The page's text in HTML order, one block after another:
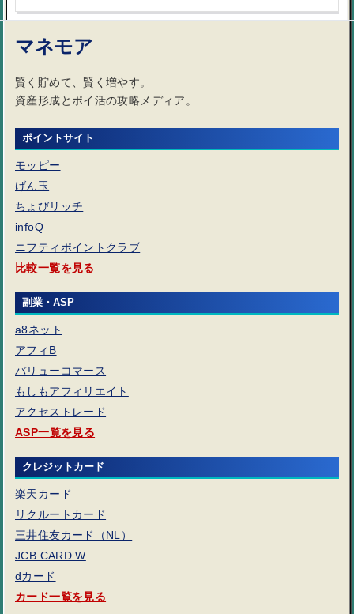
マネモア
賢く貯めて、賢く増やす。
資産形成とポイ活の攻略メディア。
ポイントサイト
モッピー
げん玉
ちょびリッチ
infoQ
ニフティポイントクラブ
比較一覧を見る
副業・ASP
a8ネット
アフィB
バリューコマース
もしもアフィリエイト
アクセストレード
ASP一覧を見る
クレジットカード
楽天カード
リクルートカード
三井住友カード（NL）
JCB CARD W
dカード
カード一覧を見る